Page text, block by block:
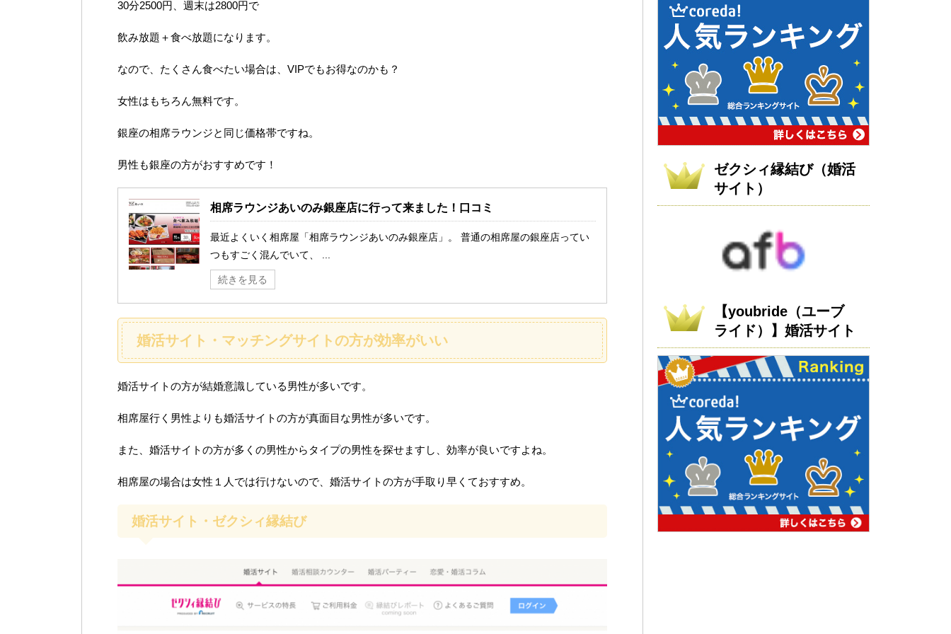
30分2500円、週末は2800円で
飲み放題＋食べ放題になります。
なので、たくさん食べたい場合は、VIPでもお得なのかも？
女性はもちろん無料です。
銀座の相席ラウンジと同じ価格帯ですね。
男性も銀座の方がおすすめです！
相席ラウンジあいのみ銀座店に行って来ました！口コミ
最近よくいく相席屋「相席ラウンジあいのみ銀座店」。 普通の相席屋の銀座店ってい
つもすごく混んでいて、 ...
続きを見る
婚活サイト・マッチングサイトの方が効率がいい
婚活サイトの方が結婚意識している男性が多いです。
相席屋行く男性よりも婚活サイトの方が真面目な男性が多いです。
また、婚活サイトの方が多くの男性からタイプの男性を探せますし、効率が良いですよね。
相席屋の場合は女性１人では行けないので、婚活サイトの方が手取り早くておすすめ。
婚活サイト・ゼクシィ縁結び
ゼクシィ縁結び（婚活
サイト）
【youbride（ユーブ
ライド）】婚活サイト